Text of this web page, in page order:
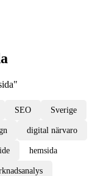
"
SEO Sverige
digital närvaro
hemsida